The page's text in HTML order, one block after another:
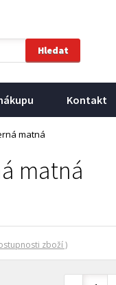
Kontakt
matná
matná
zboží )